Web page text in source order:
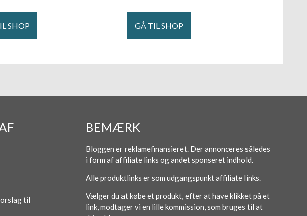
SHOP GÅ TIL SHOP
til
BEMÆRK
Bloggen er reklamefinansieret. Der annonceres således
i form af affiliate links og andet sponseret indhold.
Alle produktlinks er som udgangspunkt affiliate links.
Vælger du at købe et produkt, efter at have klikket på et
link, modtager vi en lille kommission, som bruges til at